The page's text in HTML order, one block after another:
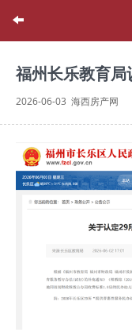
福州长乐教育
2026-06-03 海西房产网